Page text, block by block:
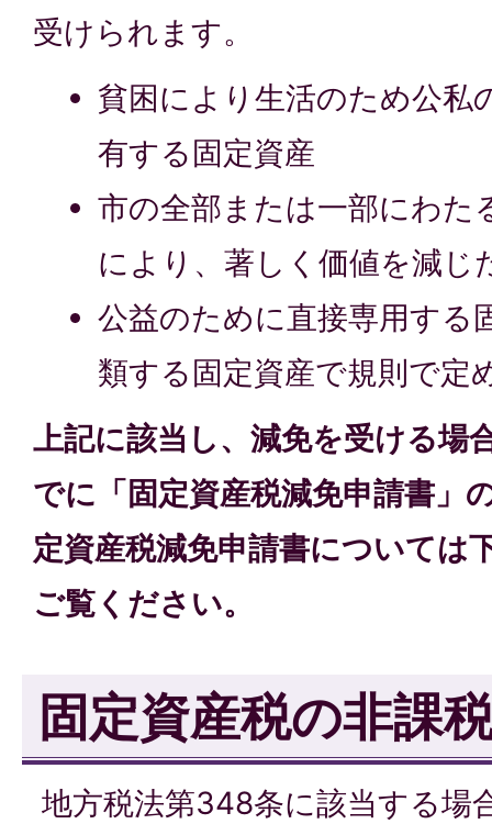
受けられます。
貧困により生活のため公私
有する固定資産
市の全部または一部にわた
により、著しく価値を減じ
公益のために直接専用する
類する固定資産で規則で定
上記に該当し、減免を受ける場
でに「固定資産税減免申請書」
定資産税減免申請書については
ご覧ください。
固定資産税の非課
地方税法第348条に該当する場